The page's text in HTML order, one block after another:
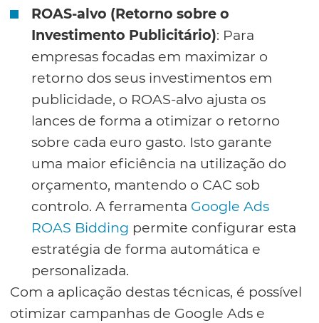
ROAS-alvo (Retorno sobre o
Investimento Publicitário): Para
empresas focadas em maximizar o
retorno dos seus investimentos em
publicidade, o ROAS-alvo ajusta os
lances de forma a otimizar o retorno
sobre cada euro gasto. Isto garante
uma maior eficiência na utilização do
orçamento, mantendo o CAC sob
controlo. A ferramenta Google Ads
ROAS Bidding permite configurar esta
estratégia de forma automática e
personalizada.
Com a aplicação destas técnicas, é possível
otimizar campanhas de Google Ads e